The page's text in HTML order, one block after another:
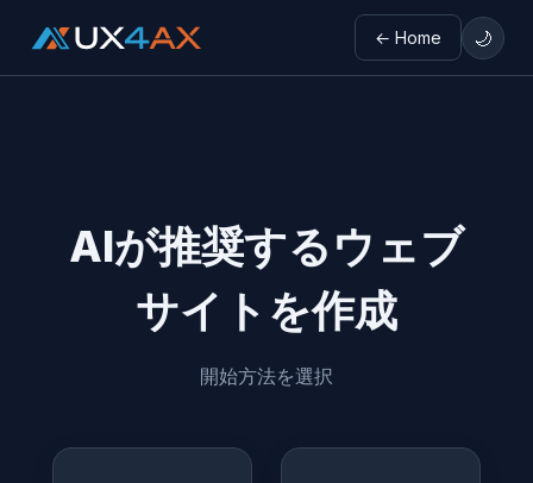
← Home 🌙
AIが推奨するウェブ
サイトを作成
開始方法を選択